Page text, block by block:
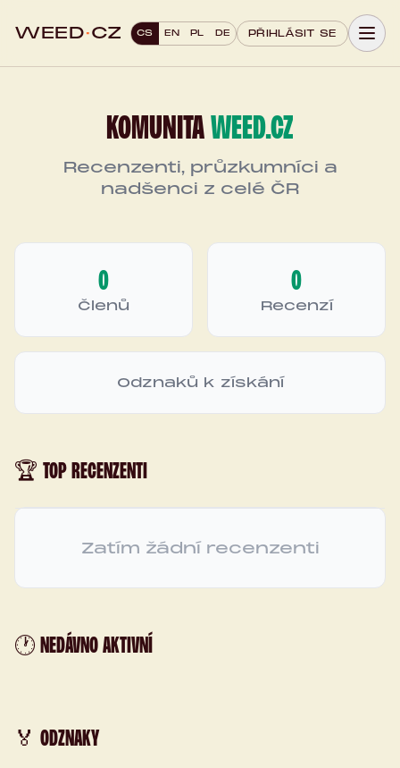
WEED·CZ CS EN PL DE PŘIHLÁSIT SE
KOMUNITAWEED.CZ
Recenzenti, průzkumníci a
nadšenci z celé ČR
0
Členů
0
Recenzí
Odznaků k získání
🏆 TOP RECENZENTI
Zatím žádní recenzenti
🕐 NEDÁVNO AKTIVNÍ
🏅 ODZNAKY